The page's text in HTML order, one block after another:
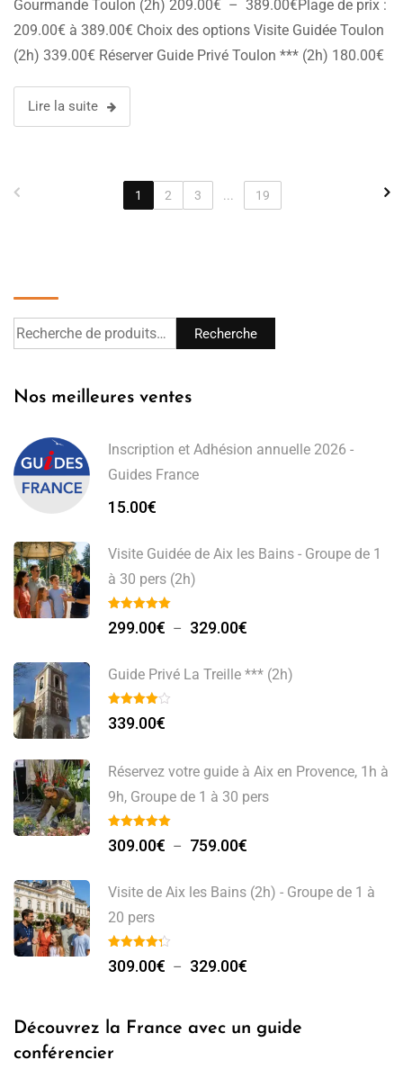
Gourmande Toulon (2h) 209.00€ – 389.00€Plage de prix :
209.00€ à 389.00€ Choix des options Visite Guidée Toulon
(2h) 339.00€ Réserver Guide Privé Toulon *** (2h) 180.00€
Lire la suite
1 2 3 ... 19
Recherche
Nos meilleures ventes
Inscription et Adhésion annuelle 2026 -
Guides France
15.00€
Visite Guidée de Aix les Bains - Groupe de 1
à 30 pers (2h)
299.00€ – 329.00€
prix :
Guide Privé La Treille *** (2h)
339.00€
Réservez votre guide à Aix en Provence, 1h à
9h, Groupe de 1 à 30 pers
309.00€ – 759.00€
prix :
Visite de Aix les Bains (2h) - Groupe de 1 à
20 pers
309.00€ – 329.00€
309.00€
Découvrez la France avec un guide
conférencier